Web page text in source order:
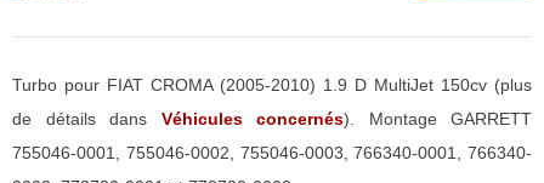
Turbo pour FIAT CROMA (2005-2010) 1.9 D MultiJet 150cv (plus
de détails dans Véhicules concernés). Montage GARRETT
755046-0001, 755046-0002, 755046-0003, 766340-0001, 766340-